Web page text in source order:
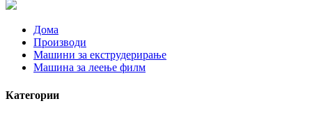
Дома
Производи
Машини за екструдерирање
Машина за леење филм
Категории